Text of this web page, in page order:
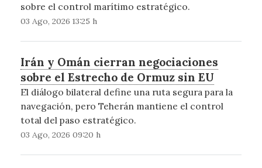
sobre el control marítimo estratégico.
03 Ago, 2026 13:25 h
Irán y Omán cierran negociaciones
sobre el Estrecho de Ormuz sin EU
El diálogo bilateral define una ruta segura para la
navegación, pero Teherán mantiene el control
total del paso estratégico.
03 Ago, 2026 09:20 h